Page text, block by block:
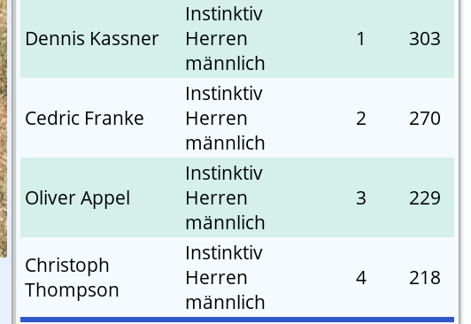
Dennis Kassner
Instinktiv
Herren
männlich
1 303
Cedric Franke
Instinktiv
Herren
männlich
2 270
Oliver Appel
Instinktiv
Herren
männlich
3 229
Christoph
Thompson
Instinktiv
Herren
männlich
4 218